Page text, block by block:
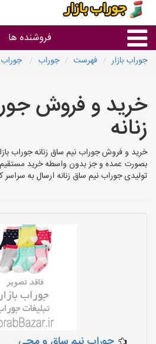
فروشنده ها
استان ها
جوراب بازار فهرست جوراب جوراب
خرید و فروش
زنانه
خرید و فروش جوراب نیم ساق زنانه جوراب
بصورت عمده و جز بدون واسطه خرید مستقیم
تولیدی جوراب نیم ساق زنانه ارسال به سراسر